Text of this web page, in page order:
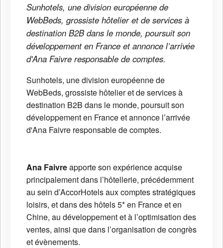
Sunhotels, une division européenne de
WebBeds, grossiste hôtelier et de services à
destination B2B dans le monde, poursuit son
développement en France et annonce l’arrivée
d'Ana Faivre responsable de comptes.
Sunhotels, une division européenne de
WebBeds, grossiste hôtelier et de services à
destination B2B dans le monde, poursuit son
développement en France et annonce l’arrivée
d'Ana Faivre responsable de comptes.
Ana Faivreapporte son expérience acquise
principalement dans l’hôtellerie, précédemment
au sein d’AccorHotels aux comptes stratégiques
loisirs, et dans des hôtels 5* en France et en
Chine, au développement et à l’optimisation des
ventes, ainsi que dans l’organisation de congrès
et évènements.